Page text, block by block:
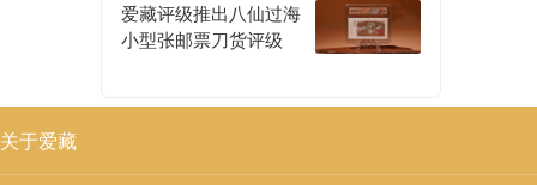
爱藏评级推出八仙过海
小型张邮票刀货评级
关于爱藏